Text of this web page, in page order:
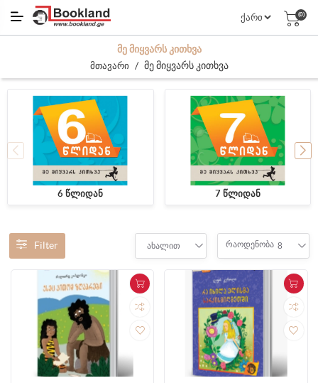
(0)
ᲛᲔ ᲛᲘᲧᲕᲐᲠᲡ ᲙᲘᲗᲮᲕᲐ
მთავარი / მე მიყვარს კითხვა
6 წლიდან 7 წლიდან
Filter ახალით რაოდენობა 8